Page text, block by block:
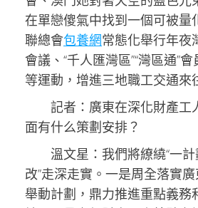
在單戀傻氣中找到一個可被量
聯總會包養網常態化舉行年夜
會議、“千人匯灣區”“灣區通”
等運動，增進三地職工交通來
記者：廣東在深化財產工
面有什么策劃安排？
溫文星：我們將繚繞“一計
改”走深走實。一是周全落實廣
舉動計劃，鼎力推進重點義務